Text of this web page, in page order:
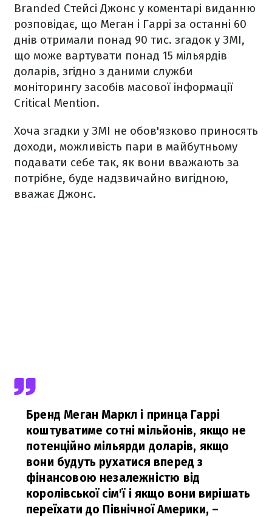
Branded Стейсі Джонс у коментарі виданню
розповідає, що Меган і Гаррі за останні 60
днів отримали понад 90 тис. згадок у ЗМІ,
що може вартувати понад 15 мільярдів
доларів, згідно з даними служби
моніторингу засобів масової інформації
Critical Mention.
Хоча згадки у ЗМІ не обов'язково приносять
доходи, можливість пари в майбутньому
подавати себе так, як вони вважають за
потрібне, буде надзвичайно вигідною,
вважає Джонс.
Бренд Меган Маркл і принца Гаррі
коштуватиме сотні мільйонів, якщо не
потенційно мільярди доларів, якщо
вони будуть рухатися вперед з
фінансовою незалежністю від
королівської сім'ї і якщо вони вирішать
переїхати до Північної Америки, –